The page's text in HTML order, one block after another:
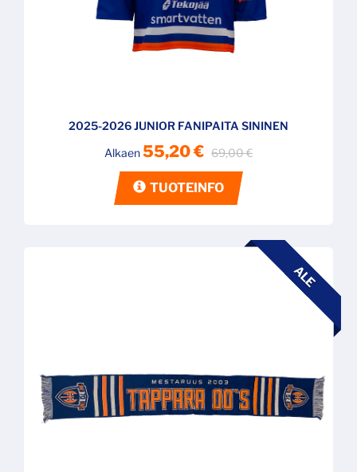
2025-2026 JUNIOR FANIPAITA SININEN
Alkaen55,20 € 69,00 €
TUOTEINFO
ALE